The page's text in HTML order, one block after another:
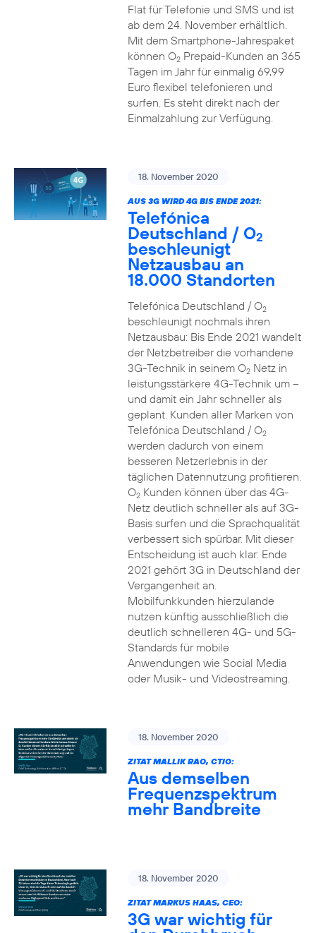
Flat für Telefonie und SMS und ist
ab dem 24. November erhältlich.
Mit dem Smartphone-Jahrespaket
können O2Prepaid-Kunden an 365
Tagen im Jahr für einmalig 69,99
Euro flexibel telefonieren und
surfen. Es steht direkt nach der
Einmalzahlung zur Verfügung.
18. November 2020
AUS 3G WIRD 4G BIS ENDE 2021:
Telefónica
Deutschland / O2
beschleunigt
Netzausbau an
18.000 Standorten
Telefónica Deutschland / O2
beschleunigt nochmals ihren
Netzausbau: Bis Ende 2021 wandelt
der Netzbetreiber die vorhandene
3G-Technik in seinem O2Netz in
leistungsstärkere 4G-Technik um –
und damit ein Jahr schneller als
geplant. Kunden aller Marken von
Telefónica Deutschland / O2
werden dadurch von einem
besseren Netzerlebnis in der
täglichen Datennutzung profitieren.
O2Kunden können über das 4G-
Netz deutlich schneller als auf 3G-
Basis surfen und die Sprachqualität
verbessert sich spürbar. Mit dieser
Entscheidung ist auch klar: Ende
2021 gehört 3G in Deutschland der
Vergangenheit an.
Mobilfunkkunden hierzulande
nutzen künftig ausschließlich die
deutlich schnelleren 4G- und 5G-
Standards für mobile
Anwendungen wie Social Media
oder Musik- und Videostreaming.
18. November 2020
ZITAT MALLIK RAO, CTIO:
Aus demselben
Frequenzspektrum
mehr Bandbreite
18. November 2020
ZITAT MARKUS HAAS, CEO:
3G war wichtig für